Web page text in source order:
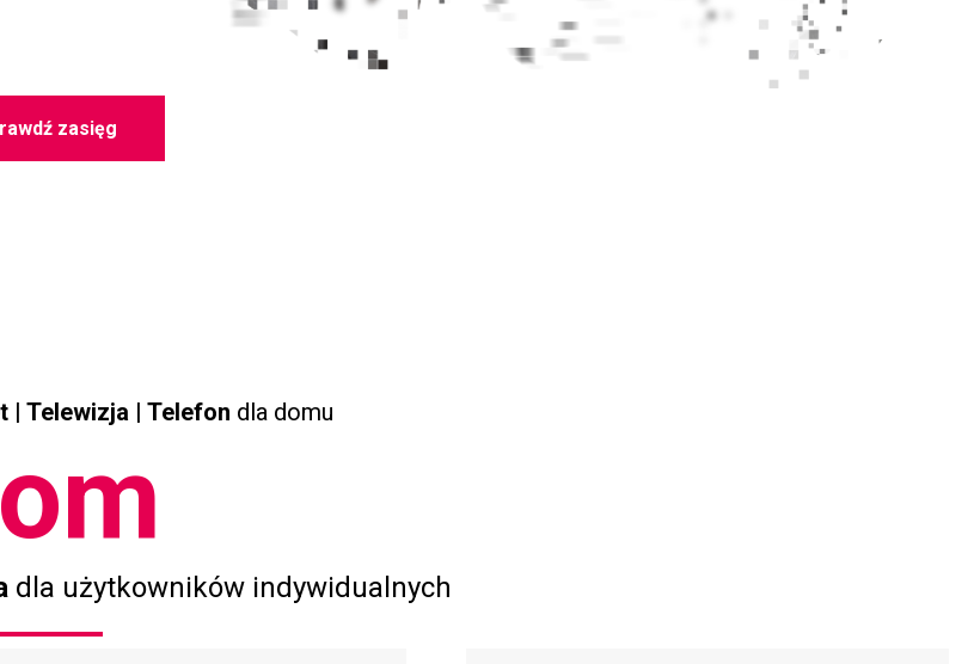
| Telewizja | Telefon dla domu
dla użytkowników indywidualnych